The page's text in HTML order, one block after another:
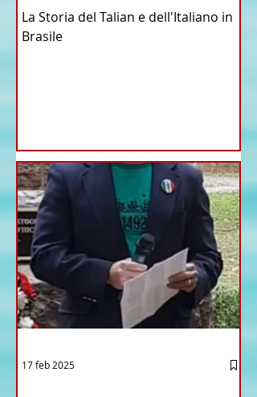
La Storia del Talian e dell'Italiano in
Brasile
17 feb 2025